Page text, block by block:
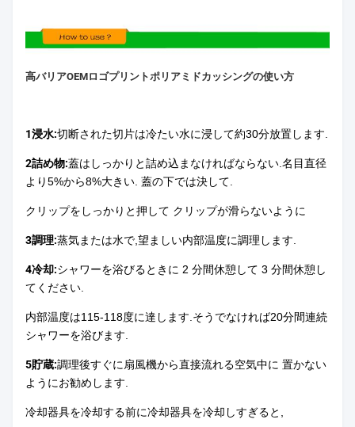
高バリアOEMロゴプリントポリアミドカッシングの使い方
1浸水:切断された切片は冷たい水に浸して約30分放置します.
2詰め物:蓋はしっかりと詰め込まなければならない.名目直径
より5%から8%大きい. 蓋の下では決して.
クリップをしっかりと押して クリップが滑らないように
3調理:蒸気または水で,望ましい内部温度に調理します.
4冷却:シャワーを浴びるときに 2 分間休憩して 3 分間休憩し
てください.
内部温度は115-118度に達します.そうでなければ20分間連続
シャワーを浴びます.
5貯蔵:調理後すぐに扇風機から直接流れる空気中に 置かない
ようにお勧めします.
冷却器具を冷却する前に冷却器具を冷却しすぎると,